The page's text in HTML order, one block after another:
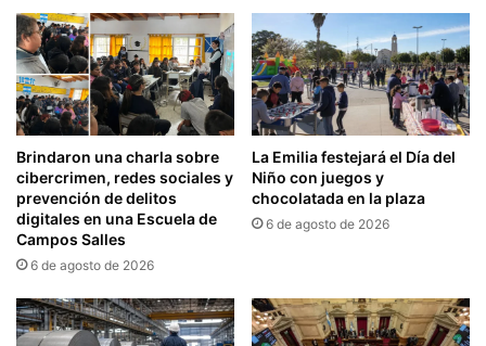
Brindaron una charla sobre
cibercrimen, redes sociales y
prevención de delitos
digitales en una Escuela de
Campos Salles
6 de agosto de 2026
La Emilia festejará el Día del
Niño con juegos y
chocolatada en la plaza
6 de agosto de 2026